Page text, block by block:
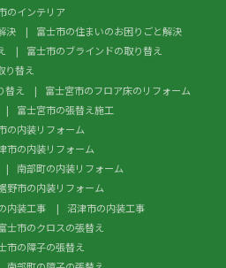
のインテリア
決
富士市の住まいのお困りごと解決
富士市のブラインドの取り替え
り替え
替え
富士宮市のフロア床のリフォーム
富士宮市の張替え施工
の内装リフォーム
市の内装リフォーム
南部町の内装リフォーム
野市の内装リフォーム
内装工事
沼津市の内装工事
士市のクロスの張替え
市の障子の張替え